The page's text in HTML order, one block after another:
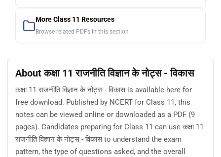
More Class 11 Resources
Browse related PDFs in this section
About कक्षा 11 राजनीति विज्ञान के नोट्स - विकास
कक्षा 11 राजनीति विज्ञान के नोट्स - विकास is available here for
free download. Published by NCERT for Class 11, this
notes can be viewed online or downloaded as a PDF (9
pages). Candidates preparing for Class 11 can use कक्षा 11
राजनीति विज्ञान के नोट्स - विकास to understand the exam
pattern, the type of questions asked, and the overall